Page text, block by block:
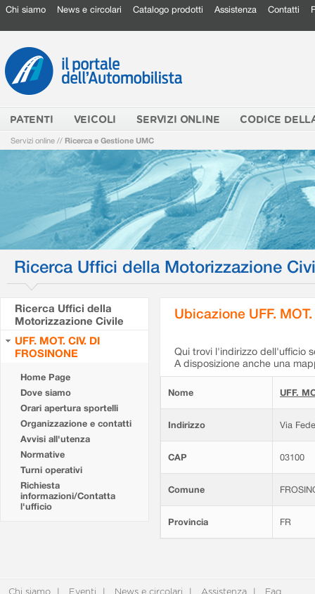
Chi siamo News e circolari Catalogo prodotti Assistenza Contatti
PATENTI VEICOLI SERVIZI ONLINE CODICE
Servizi online // Ricerca e Gestione UMC
Ricerca Uffici della Motorizzazione
Ricerca Uffici della
Motorizzazione Civile
UFF. MOT. CIV. DI
FROSINONE
Home Page
Dove siamo
Orari apertura sportelli
Organizzazione e contatti
Avvisi all'utenza
Normative
Turni operativi
Richiesta
informazioni/Contatta
l'ufficio
Ubicazione UFF.
Qui trovi l'indirizzo dell'ufficio
A disposizione anche una
Nome UFF.
Indirizzo Via
CAP 03100
Comune
Provincia FR